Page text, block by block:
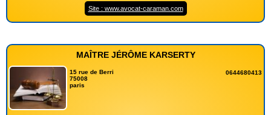
Site : www.avocat-caraman.com
MAÎTRE JÉRÔME KARSERTY
15 rue de Berri
75008
paris
0644680413